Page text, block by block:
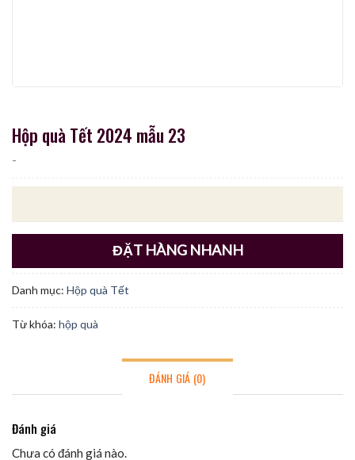
Hộp quà Tết 2024 mẫu 23
-
ĐẶT HÀNG NHANH
Danh mục: Hộp quà Tết
Từ khóa: hộp quà
ĐÁNH GIÁ (0)
Đánh giá
Chưa có đánh giá nào.